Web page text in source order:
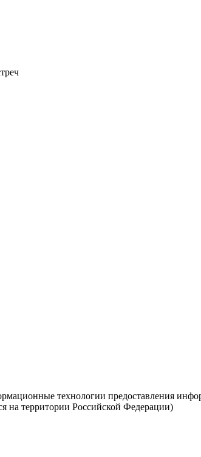
технологии предоставления
на территории Российской Федерации)